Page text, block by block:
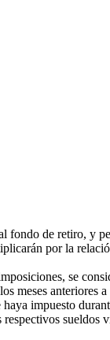
de retiro, y
por la
se
meses anteriores
impuesto
sueldos